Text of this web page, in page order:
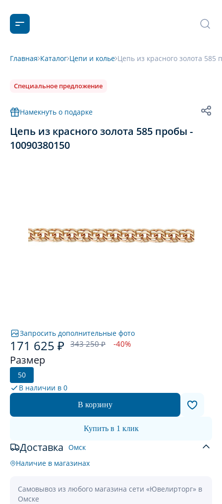
Главная Каталог Цепи и колье Цепь из красного золота 585
Специальное предложение
Намекнуть о подарке
Цепь из красного золота 585 пробы -
10090380150
Запросить дополнительные фото
171 625 ₽ 343 250 ₽ -40%
Размер
50
В наличии в 0
В корзину
Купить в 1 клик
Доставка Омск
Наличие в магазинах
Самовывоз из любого магазина сети «Ювелирторг» в
Омске